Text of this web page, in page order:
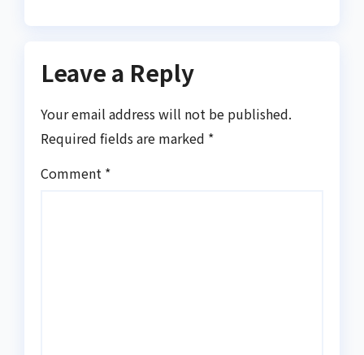
Leave a Reply
Your email address will not be published.
Required fields are marked *
Comment *